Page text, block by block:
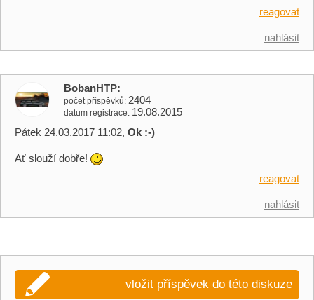
reagovat
nahlásit
BobanHTP
počet příspěvků 2404
datum registrace 19.08.2015
Pátek 24.03.2017 11:02, Ok :-)
Ať slouží dobře!
reagovat
nahlásit
vložit příspěvek do této diskuze